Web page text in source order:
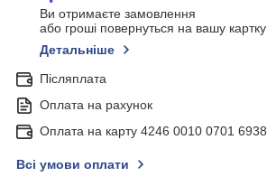
Ви отримаєте замовлення
або гроші повернуться на вашу картку
Детальніше
Післяплата
Оплата на рахунок
Оплата на карту 4246 0010 0701 6938
Всі умови оплати